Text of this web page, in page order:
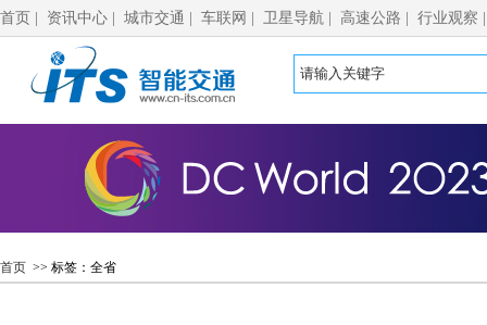
首页 资讯中心 城市交通 车联网 卫星导航 高速公路 行业观察
首页 >> 标签：全省